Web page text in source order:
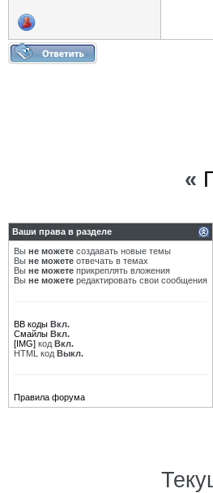
«
Ваши права в разделе
Вы не можете создавать новые темы
Вы не можете отвечать в темах
Вы не можете прикреплять вложения
Вы не можете редактировать свои сообщения
BB коды Вкл.
Смайлы Вкл.
[IMG] код Вкл.
HTML код Выкл.
Правила форума